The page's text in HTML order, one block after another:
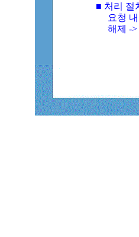
■ 처리 절
요청
해제 -